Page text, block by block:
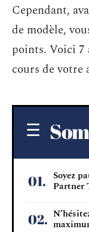
Cependant,
de modèle,
points. Voici 7
cours de votre
Soyez
Partner